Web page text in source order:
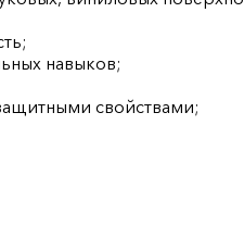
навыков;
свойствами;